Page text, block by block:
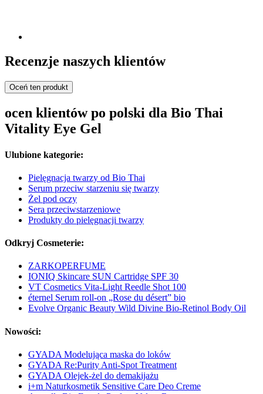
Recenzje naszych klientów
Oceń ten produkt
ocen klientów po polski dla Bio Thai
Vitality Eye Gel
Ulubione kategorie:
Pielęgnacja twarzy od Bio Thai
Serum przeciw starzeniu się twarzy
Żel pod oczy
Sera przeciwstarzeniowe
Produkty do pielęgnacji twarzy
Odkryj Cosmeterie:
ZARKOPERFUME
IONIQ Skincare SUN Cartridge SPF 30
VT Cosmetics Vita-Light Reedle Shot 100
éternel Serum roll-on „Rose du désert” bio
Evolve Organic Beauty Wild Divine Bio-Retinol Body Oil
Nowości:
GYADA Modelująca maska do loków
GYADA Re:Purity Anti-Spot Treatment
GYADA Olejek-żel do demakijażu
i+m Naturkosmetik Sensitive Care Deo Creme